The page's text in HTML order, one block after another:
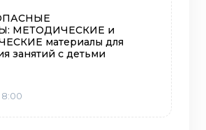
МЕТОДИЧЕСКИЕ и
материалы для
занятий с детьми
8:00